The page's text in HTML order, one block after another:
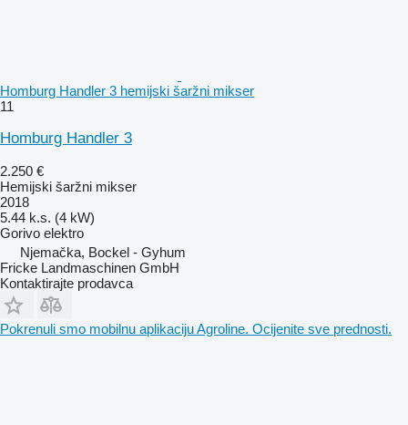
Homburg Handler 3 hemijski šaržni mikser
11
Homburg Handler 3
2.250 €
Hemijski šaržni mikser
2018
5.44 k.s. (4 kW)
Gorivo elektro
Njemačka, Bockel - Gyhum
Fricke Landmaschinen GmbH
Kontaktirajte prodavca
Pokrenuli smo mobilnu aplikaciju Agroline. Ocijenite sve prednosti.